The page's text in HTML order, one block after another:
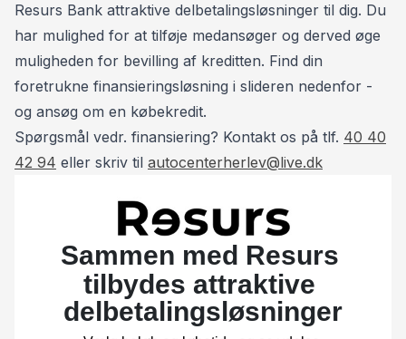
Vi tilbyder også service og reparation af de fleste
bilmærker på eget værksted til lave priser.
Kontakt:
📞 Tommy: 40 40 42 94
📞 Henrik: 93 10 75 10
*Forbehold for indtastnings og beregningsfejl.
Resurs Bank attraktive delbetalingsløsninger til dig. Du
har mulighed for at tilføje medansøger og derved øge
muligheden for bevilling af kreditten. Find din
foretrukne finansieringsløsning i slideren nedenfor -
og ansøg om en købekredit.
Spørgsmål vedr. finansiering? Kontakt os på tlf. 40 40
42 94 eller skriv til autocenterherlev@live.dk